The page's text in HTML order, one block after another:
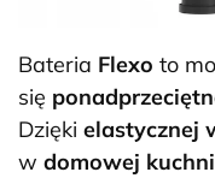
Bateria Flexo to
się
Dzięki elastycznej
w domowej kuchni